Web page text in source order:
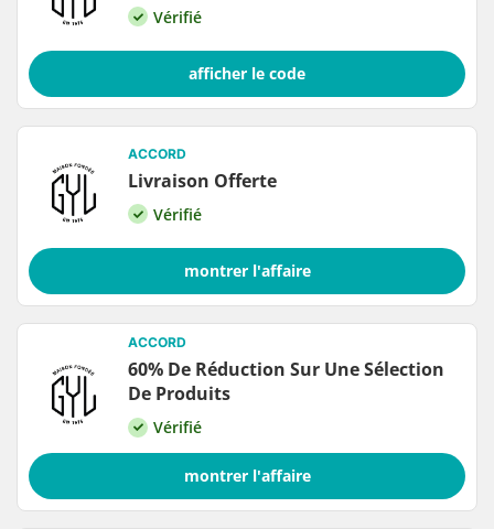
Vérifié
afficher le code
ACCORD
Livraison Offerte
Vérifié
montrer l'affaire
ACCORD
60% De Réduction Sur Une Sélection
De Produits
Vérifié
montrer l'affaire